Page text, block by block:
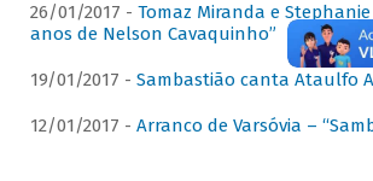
26/01/2017 - Tomaz Miranda e Stephanie
anos de Nelson Cavaquinho”
19/01/2017 - Sambastião canta Ataulfo
12/01/2017 - Arranco de Varsóvia –